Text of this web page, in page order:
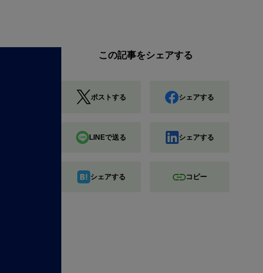
この記事をシェアする
ポストする シェアする
LINEで送る シェアする
シェアする コピー